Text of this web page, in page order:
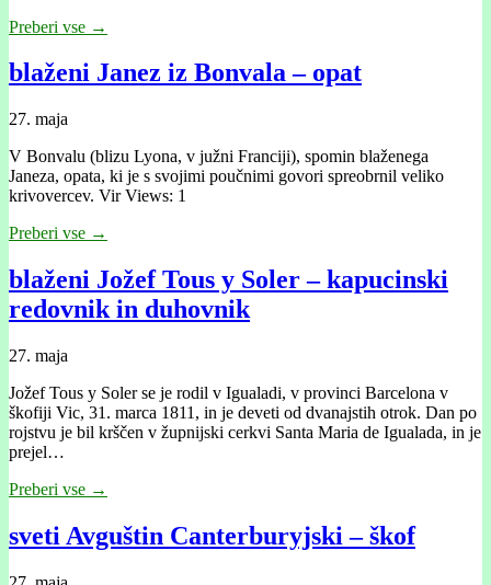
Preberi vse →
blaženi Janez iz Bonvala – opat
27. maja
V Bonvalu (blizu Lyona, v južni Franciji), spomin blaženega
Janeza, opata, ki je s svojimi poučnimi govori spreobrnil veliko
krivovercev. Vir Views: 1
Preberi vse →
blaženi Jožef Tous y Soler – kapucinski
redovnik in duhovnik
27. maja
Jožef Tous y Soler se je rodil v Igualadi, v provinci Barcelona v
škofiji Vic, 31. marca 1811, in je deveti od dvanajstih otrok. Dan po
rojstvu je bil krščen v župnijski cerkvi Santa Maria de Igualada, in je
prejel…
Preberi vse →
sveti Avguštin Canterburyjski – škof